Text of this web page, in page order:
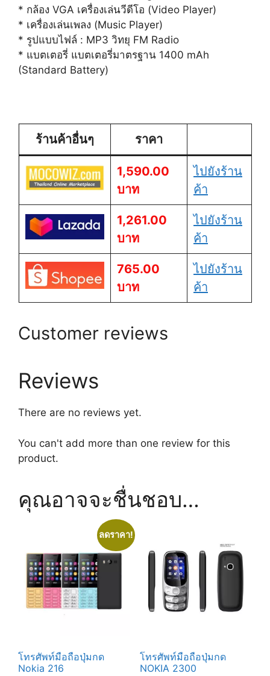
* กล้อง VGA เครื่องเล่นวีดีโอ (Video Player)
* เครื่องเล่นเพลง (Music Player)
* รูปแบบไฟล์ : MP3 วิทยุ FM Radio
* แบตเตอรี่ แบตเตอรี่มาตรฐาน 1400 mAh
(Standard Battery)
ร้านค้าอื่นๆ ราคา
1,590.00
บาท
ไปยังร้าน
ค้า
1,261.00
บาท
ไปยังร้าน
ค้า
765.00
บาท
ไปยังร้าน
ค้า
Customer reviews
Reviews
There are no reviews yet.
You can't add more than one review for this
product.
คุณอาจจะชื่นชอบ…
ลดราคา!
โทรศัพท์มือถือปุ่มกด
Nokia 216
โทรศัพท์มือถือปุ่มกด
NOKIA 2300